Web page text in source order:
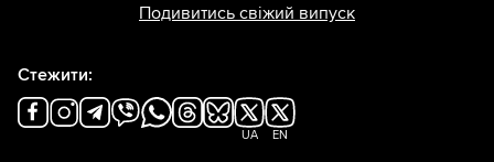
Подивитись свіжий випуск
Стежити:
UA EN